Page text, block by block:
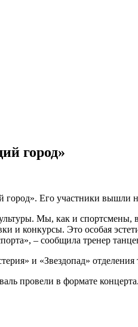
город»
Его участники вышли
Мы, как и спортсмены,
и конкурсы. Это особая
– сообщила тренер
и «Звездопад»
провели в формате